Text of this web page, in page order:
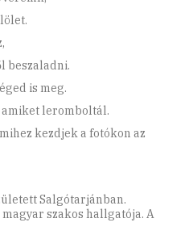
beszaladni.
is meg.
amiket leromboltál.
kezdjek a fotókon az
Salgótarjánban.
magyar szakos hallgatója. A